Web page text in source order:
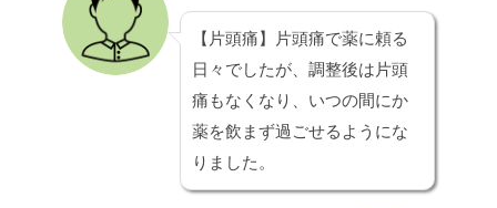
【片頭痛】
片頭痛で薬に頼る
日々でしたが、調整後は片頭
痛もなくなり、いつの間にか
薬を飲まず過ごせるようにな
りました。